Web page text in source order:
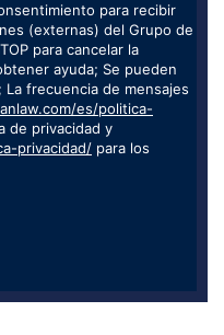
para recibir
(externas) del Grupo de
para cancelar la
ayuda; Se pueden
frecuencia de mensajes
es/politica-
de privacidad y
privacidad/ para los